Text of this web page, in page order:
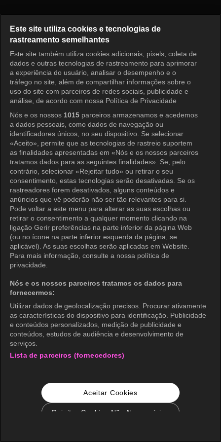
Entrar
Este site utiliza cookies e tecnologias de
rastreamento semelhantes
Este site também utiliza cookies adicionais, pixels, coleta de
dados e outras tecnologias de rastreamento para aprimorar
a experiência do usuário, analisar o desempenho e o
tráfego no site, além de compartilhar informações sobre o
uso do site com parceiros de redes sociais, publicidade e
análise, de acordo com nossa Política de Privacidade
Nós e os nossos 1015 parceiros armazenamos e acedemos
a dados pessoais, como dados de navegação ou
identificadores únicos, no seu dispositivo. Se selecionar
«Aceito», permite que as tecnologias de rastreio suportem
as finalidades apresentadas em «Nós e os nossos parceiros
tratamos dados para as seguintes finalidades». Se, pelo
contrário, selecionar «Rejeitar tudo» ou retirar o seu
consentimento, estas tecnologias serão desativadas. Se os
rastreadores forem desativados, alguns conteúdos e
anúncios que vê poderão não ser tão relevantes para si.
Pode voltar a este menu para alterar as suas escolhas ou
retirar o consentimento a qualquer momento clicando na
ligação Gerir preferências na parte inferior da página Web
(ou no ícone na parte inferior esquerda da página, se
aplicável). As suas escolhas serão aplicadas em Website.
Para mais informação, consulte a nossa política de
privacidade.
Nós e os nossos parceiros tratamos os dados para
fornecermos:
Utilizar dados de geolocalização precisos. Procurar ativamente
as características do dispositivo para identificação. Publicidade
e conteúdos personalizados, medição de publicidade e
conteúdos, estudos de audiência e desenvolvimento de
serviços.
Lista de parceiros (fornecedores)
Aceitar Cookies
Rejeitar Cookies Não Necessários